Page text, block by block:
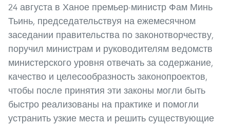
24 августа в Ханое премьер-министр Фам Минь
Тьинь, председательствуя на ежемесячном
заседании правительства по законотворчеству,
поручил министрам и руководителям ведомств
министерского уровня отвечать за содержание,
качество и целесообразность законопроектов,
чтобы после принятия эти законы могли быть
быстро реализованы на практике и помогли
устранить узкие места и решить существующие